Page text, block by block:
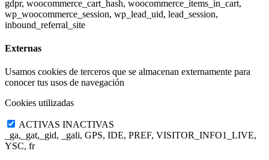
gdpr, woocommerce_cart_hash, woocommerce_items_in_cart,
wp_woocommerce_session, wp_lead_uid, lead_session,
inbound_referral_site
Externas
Usamos cookies de terceros que se almacenan externamente para
conocer tus usos de navegación
Cookies utilizadas
ACTIVAS INACTIVAS
_ga,_gat,_gid, _gali, GPS, IDE, PREF, VISITOR_INFO1_LIVE,
YSC, fr